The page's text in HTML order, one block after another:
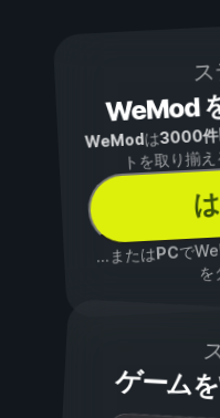
WeMod
WeModは3000件
トを取り揃
...またはPCで
ゲーム